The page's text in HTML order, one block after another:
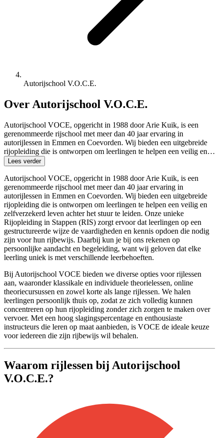
Autorijschool V.O.C.E.
Over Autorijschool V.O.C.E.
Autorijschool VOCE, opgericht in 1988 door Arie Kuik, is een
gerenommeerde rijschool met meer dan 40 jaar ervaring in
autorijlessen in Emmen en Coevorden. Wij bieden een uitgebreide
rijopleiding die is ontworpen om leerlingen te helpen een veilig en…
Lees verder
Autorijschool VOCE, opgericht in 1988 door Arie Kuik, is een
gerenommeerde rijschool met meer dan 40 jaar ervaring in
autorijlessen in Emmen en Coevorden. Wij bieden een uitgebreide
rijopleiding die is ontworpen om leerlingen te helpen een veilig en
zelfverzekerd leven achter het stuur te leiden. Onze unieke
Rijopleiding in Stappen (RIS) zorgt ervoor dat leerlingen op een
gestructureerde wijze de vaardigheden en kennis opdoen die nodig
zijn voor hun rijbewijs. Daarbij kun je bij ons rekenen op
persoonlijke aandacht en begeleiding, want wij geloven dat elke
leerling uniek is met verschillende leerbehoeften.
Bij Autorijschool VOCE bieden we diverse opties voor rijlessen
aan, waaronder klassikale en individuele theorielessen, online
theoriecursussen en zowel korte als lange rijlessen. We halen
leerlingen persoonlijk thuis op, zodat ze zich volledig kunnen
concentreren op hun rijopleiding zonder zich zorgen te maken over
vervoer. Met een hoog slagingspercentage en enthousiaste
instructeurs die leren op maat aanbieden, is VOCE de ideale keuze
voor iedereen die zijn rijbewijs wil behalen.
Waarom rijlessen bij Autorijschool
V.O.C.E.?